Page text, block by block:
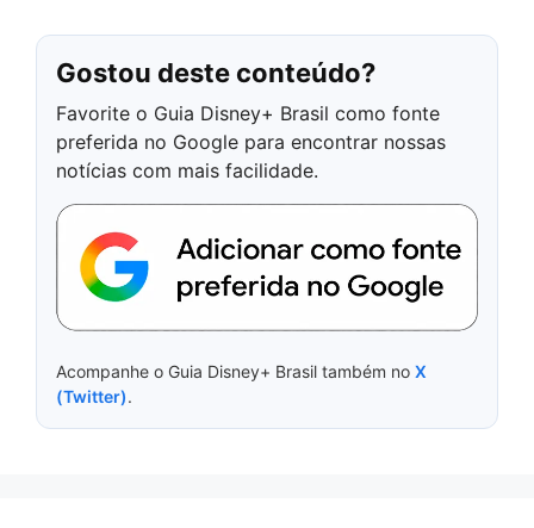
Gostou deste conteúdo?
Favorite o Guia Disney+ Brasil como fonte
preferida no Google para encontrar nossas
notícias com mais facilidade.
Acompanhe o Guia Disney+ Brasil também no X
(Twitter).